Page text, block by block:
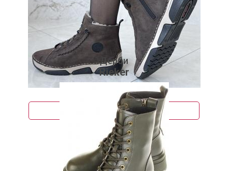
Дерби
Rieker
Подробнее